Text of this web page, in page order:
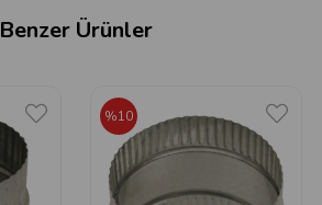
Benzer Ürünler
%10